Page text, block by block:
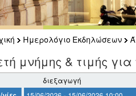
Ημερολόγιο Εκδηλώσεων
μνήμης & τιμής
διεξαγωγή